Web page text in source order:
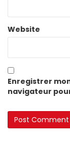
Website
Enregistrer
navigateur